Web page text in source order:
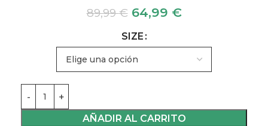
89,99€ 64,99 €
SIZE
AÑADIR AL CARRITO